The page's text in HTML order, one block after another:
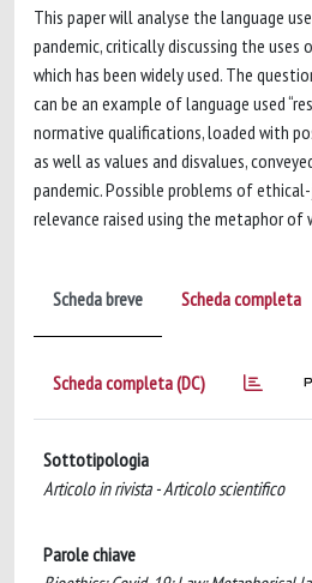
This paper will analyse the language
pandemic, critically discussing the
which has been widely used. The
can be an example of language used
normative qualifications, loaded with
as well as values and disvalues,
pandemic. Possible problems of
relevance raised using the metaphor of
Scheda breve Scheda completa
Scheda completa (DC)
Sottotipologia
Articolo in rivista - Articolo scientifico
Parole chiave